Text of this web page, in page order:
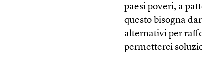
paesi poveri, a
questo bisogna
alternativi per
permetterci